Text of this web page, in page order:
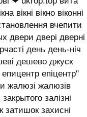
вікні вікно віконні
вчепити
двери двері дверні
день день-ніч
дешево джуск
епіцентр''
жалюзі жалюзів
залізні
захисні